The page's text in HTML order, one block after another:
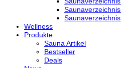
Wellness
Produkte
Sauna Artikel
Bestseller
Deals